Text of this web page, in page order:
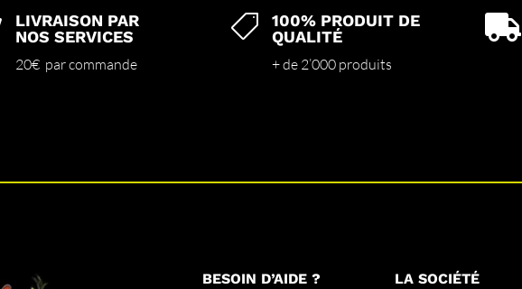
LIVRAISON PAR
NOS SERVICES
20€ par commande

100% PRODUIT DE
QUALITÉ
+ de 2’000 produits

BESOIN D’AIDE ? LA SOCIÉTÉ